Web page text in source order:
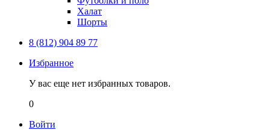
Халат
Шорты
8 (812) 904 89 77
Избранное
У вас еще нет избранных товаров.
0
Войти